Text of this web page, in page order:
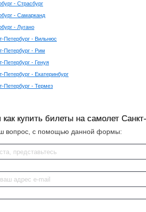
- Страсбург
- Самарканд
- Лугано
Петербург - Вильнюс
Петербург - Рим
Петербург - Генуя
- Екатеринбург
Петербург - Термез
купить билеты на самолет
вопрос, с помощью данной формы: